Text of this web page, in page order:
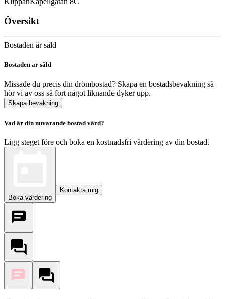
Översikt
Bostaden är såld
Bostaden är såld
Missade du precis din drömbostad? Skapa en bostadsbevakning så
hör vi av oss så fort något liknande dyker upp.
Skapa bevakning
Vad är din nuvarande bostad värd?
Ligg steget före och boka en kostnadsfri värdering av din bostad.
Boka värdering
Kontakta mig